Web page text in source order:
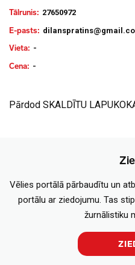
Tālrunis: 27650972
E-pasts:
Vieta: -
Cena: -
Pārdod SKALDĪTU
Vēlies portālā pārbaudītu un
portālu ar ziedojumu. Tas
žurnālistiku